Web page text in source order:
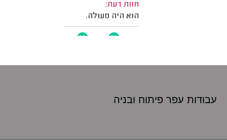
עבודות עפר פיתוח ובניה